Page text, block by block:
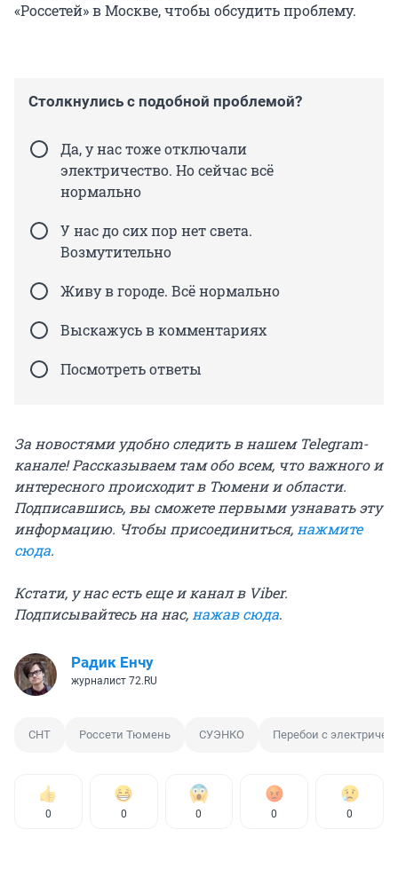
«Россетей» в Москве, чтобы обсудить проблему.
Столкнулись с подобной проблемой?
Да, у нас тоже отключали
электричество. Но сейчас всё
нормально
У нас до сих пор нет света.
Возмутительно
Живу в городе. Всё нормально
Выскажусь в комментариях
Посмотреть ответы
За новостями удобно следить в нашем Telegram-
канале! Рассказываем там обо всем, что важного и
интересного происходит в Тюмени и области.
Подписавшись, вы сможете первыми узнавать эту
информацию. Чтобы присоединиться,нажмите
сюда.
Кстати, у нас есть еще и канал в Viber.
Подписывайтесь на нас,нажав сюда.
Радик Енчу
журналист 72.RU
СНТ Россети Тюмень СУЭНКО Перебои с
0 0 0 0 0